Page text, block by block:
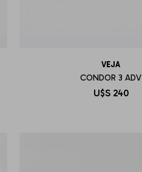
VEJA
CONDOR 3 ADV
U$S 240